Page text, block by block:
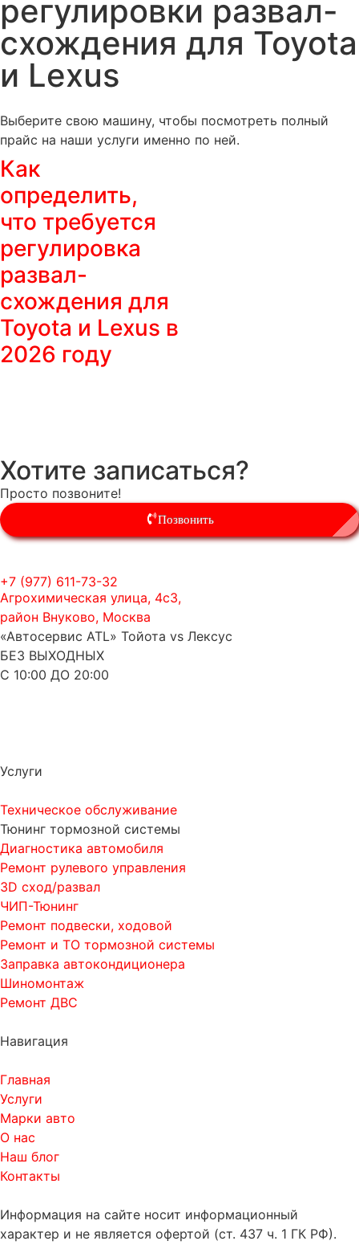
регулировки развал-
схождения для Toyota
и Lexus
Выберите свою машину, чтобы посмотреть полный
прайс на наши услуги именно по ней.
Как
определить,
что требуется
регулировка
развал-
схождения для
Toyota и Lexus в
2026 году
Хотите записаться?
Просто позвоните!
Позвонить
+7 (977) 611-73-32
Агрохимическая улица, 4с3,
район Внуково, Москва
«Автосервис ATL» Тойота vs Лексус
БЕЗ ВЫХОДНЫХ
С 10:00 ДО 20:00
Услуги
Техническое обслуживание
Тюнинг тормозной системы
Диагностика автомобиля
Ремонт рулевого управления
3D сход/развал
ЧИП-Тюнинг
Ремонт подвески, ходовой
Ремонт и ТО тормозной системы
Заправка автокондиционера
Шиномонтаж
Ремонт ДВС
Навигация
Главная
Услуги
Марки авто
О нас
Наш блог
Контакты
Информация на сайте носит информационный
характер и не является офертой (ст. 437 ч. 1 ГК РФ).